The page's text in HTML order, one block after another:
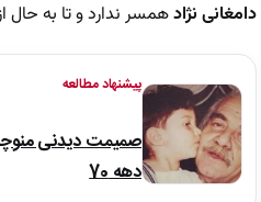
دامغانی نژادهمسر ندارد و تا به حال
پیشنهاد مطالعه
صمیمت دیدنی
دهه 70